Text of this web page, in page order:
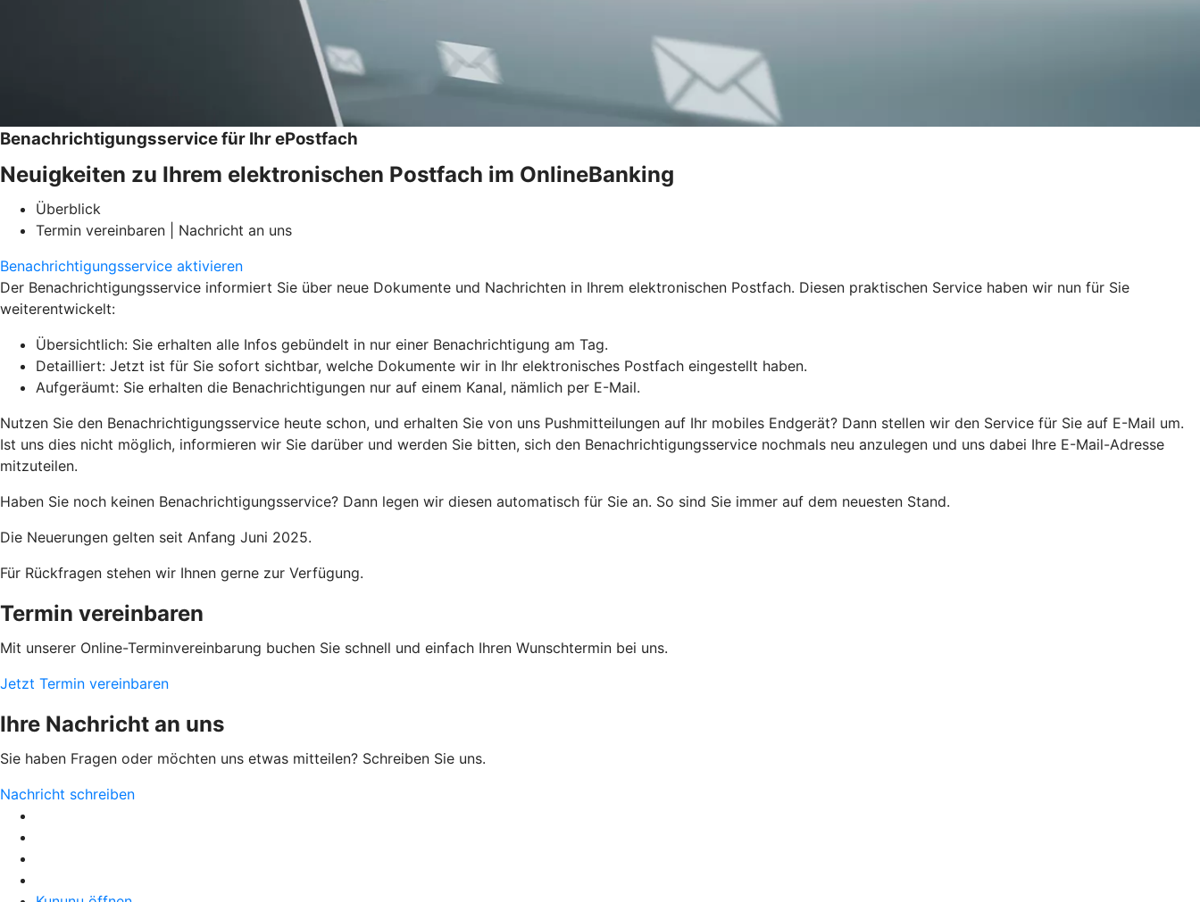
Benachrichtigungsservice für Ihr ePostfach
Neuigkeiten zu Ihrem elektronischen Postfach im OnlineBanking
Überblick
Termin vereinbaren | Nachricht an uns
Benachrichtigungsservice aktivieren
Der Benachrichtigungsservice informiert Sie über neue Dokumente und Nachrichten in Ihrem elektronischen Postfach. Diesen praktischen Service haben wir nun für Sie
weiterentwickelt:
Übersichtlich: Sie erhalten alle Infos gebündelt in nur einer Benachrichtigung am Tag.
Detailliert: Jetzt ist für Sie sofort sichtbar, welche Dokumente wir in Ihr elektronisches Postfach eingestellt haben.
Aufgeräumt: Sie erhalten die Benachrichtigungen nur auf einem Kanal, nämlich per E-Mail.
Nutzen Sie den Benachrichtigungsservice heute schon, und erhalten Sie von uns Pushmitteilungen auf Ihr mobiles Endgerät? Dann stellen wir den Service für Sie auf E-Mail um.
Ist uns dies nicht möglich, informieren wir Sie darüber und werden Sie bitten, sich den Benachrichtigungsservice nochmals neu anzulegen und uns dabei Ihre E-Mail-Adresse
mitzuteilen.
Haben Sie noch keinen Benachrichtigungsservice? Dann legen wir diesen automatisch für Sie an. So sind Sie immer auf dem neuesten Stand.
Die Neuerungen gelten seit Anfang Juni 2025.
Für Rückfragen stehen wir Ihnen gerne zur Verfügung.
Termin vereinbaren
Mit unserer Online-Terminvereinbarung buchen Sie schnell und einfach Ihren Wunschtermin bei uns.
Jetzt Termin vereinbaren
Ihre Nachricht an uns
Sie haben Fragen oder möchten uns etwas mitteilen? Schreiben Sie uns.
Nachricht schreiben